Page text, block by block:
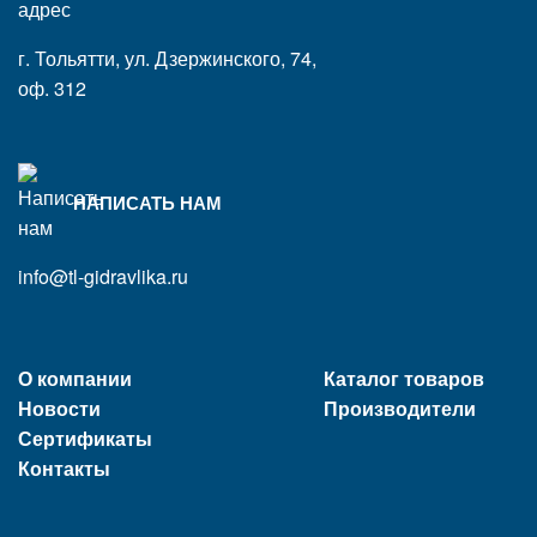
г. Тольятти, ул. Дзержинского, 74,
оф. 312
НАПИСАТЬ НАМ
info@tl-gidravlika.ru
О компании
Новости
Сертификаты
Контакты
Каталог товаров
Производители